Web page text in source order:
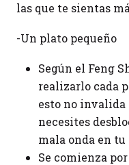
las que te sientas
-Un plato pequeño
Según el Feng
realizarlo cada
esto no invalida
necesites
mala onda en tu
Se comienza